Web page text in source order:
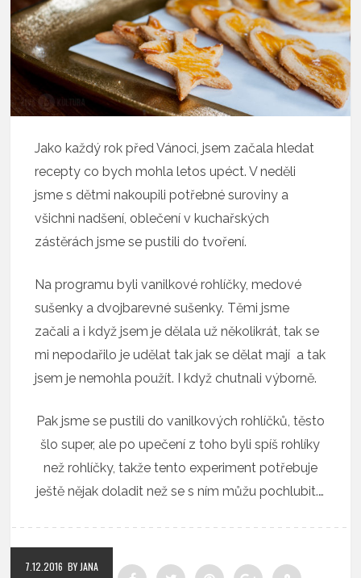
Jako každý rok před Vánoci, jsem začala hledat
recepty co bych mohla letos upéct. V neděli
jsme s dětmi nakoupili potřebné suroviny a
všichni nadšení, oblečení v kuchařských
zástěrách jsme se pustili do tvoření.
Na programu byli vanilkové rohlíčky, medové
sušenky a dvojbarevné sušenky. Těmi jsme
začali a i když jsem je dělala už několikrát, tak se
mi nepodařilo je udělat tak jak se dělat mají a tak
jsem je nemohla použít. I když chutnali výborně.
Pak jsme se pustili do vanilkových rohlíčků, těsto
šlo super, ale po upečení z toho byli spíš rohlíky
než rohlíčky, takže tento experiment potřebuje
ještě nějak doladit než se s ním můžu pochlubit.…
7.12.2016 BY JANA